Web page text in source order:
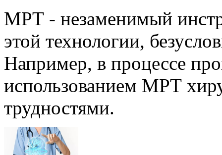
МРТ - незаменимый
этой технологии,
Например, в процессе
использованием МРТ
трудностями.